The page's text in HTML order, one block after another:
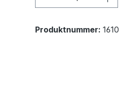
Produktnummer: